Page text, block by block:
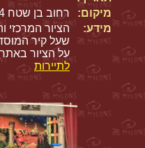
מיקום:
רחוב בן שטח 4
מידע:
הציור המרכזי
שעל קיר
על הציור באתר
לתיירות